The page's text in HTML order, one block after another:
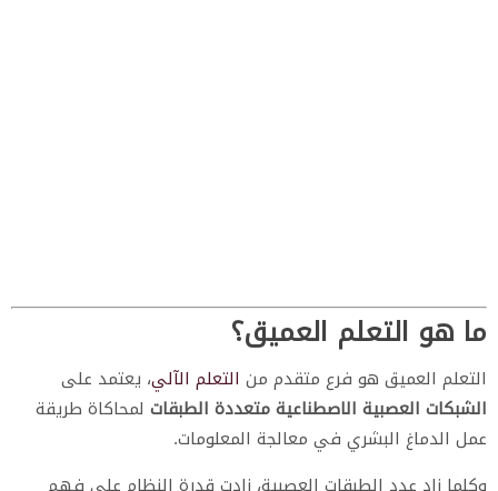
ما هو التعلم العميق؟
التعلم العميق هو فرع متقدم من التعلم الآلي، يعتمد على
الشبكات العصبية الاصطناعية متعددة الطبقات لمحاكاة طريقة
عمل الدماغ البشري في معالجة المعلومات.